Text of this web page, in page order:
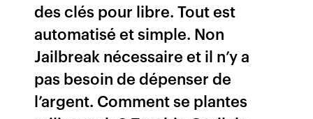
des clés pour libre. Tout est
automatisé et simple. Non
Jailbreak nécessaire et il n’y a
pas besoin de dépenser de
l’argent. Comment se plantes